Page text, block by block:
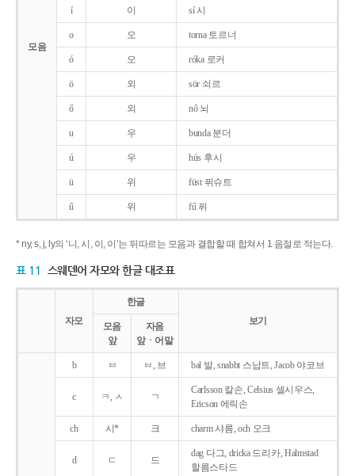
모음
í 이 sí 시
o 오 torna 토르너
ó 오 róka 로커
ö 외 sör 쇠르
ő 외 nő 뇌
u 우 bunda 분더
ú 우 hús 후시
ü 위 füst 퓌슈트
ű 위 fű 퓌
* ny, s, j, ly의 ‘니, 시, 이, 이’는 뒤따르는 모음과 결합할 때 합쳐서 1 음절로 적는다.
표 11 스웨덴어 자모와 한글 대조표
자모
한글
보기
모음
앞
자음
앞ㆍ어말
b ㅂ ㅂ, 브 bal 발, snabbt 스납트, Jacob 야코브
c ㅋ, ㅅ ㄱ
Carlsson 칼손, Celsius 셀시우스,
Ericson 에릭손
ch 시* 크 charm 샤름, och 오크
d ㄷ 드
dag 다그, dricka 드리카, Halmstad
할름스타드